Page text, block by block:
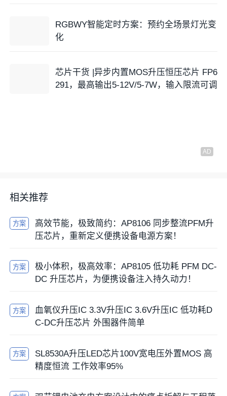
RGBWY智能定时方案：预约全场景灯光变
化
芯片干货 |异步内置MOS升压恒压芯片 FP6
291，最高输出5-12V/5-7W，输入限流可调
相关推荐
方案
高效节能，极致简约：AP8106 同步整流PFM升
压芯片，重新定义便携设备电源方案！
方案
极小体积，极高效率：AP8105 低功耗 PFM DC-
DC 升压芯片，为便携设备注入持久动力！
方案
血氧仪升压IC 3.3V升压IC 3.6V升压IC 低功耗D
C-DC升压芯片 外围器件简单
方案
SL8530A升压LED芯片100V宽电压外置MOS 高
精度恒流 工作效率95%